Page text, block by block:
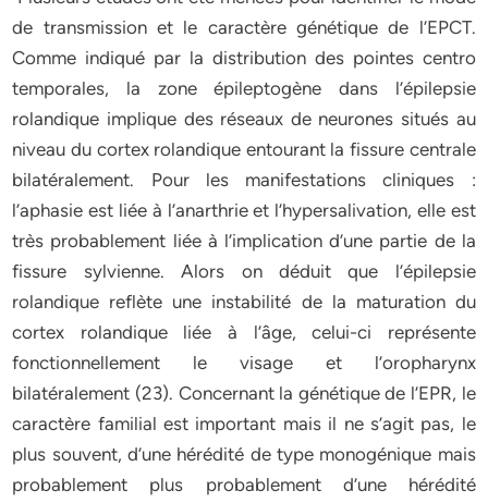
de transmission et le caractère génétique de l’EPCT.
Comme indiqué par la distribution des pointes centro
temporales, la zone épileptogène dans l’épilepsie
rolandique implique des réseaux de neurones situés au
niveau du cortex rolandique entourant la fissure centrale
bilatéralement. Pour les manifestations cliniques :
l’aphasie est liée à l’anarthrie et l’hypersalivation, elle est
très probablement liée à l’implication d’une partie de la
fissure sylvienne. Alors on déduit que l’épilepsie
rolandique reflète une instabilité de la maturation du
cortex rolandique liée à l’âge, celui-ci représente
fonctionnellement le visage et l’oropharynx
bilatéralement (23). Concernant la génétique de l’EPR, le
caractère familial est important mais il ne s’agit pas, le
plus souvent, d’une hérédité de type monogénique mais
probablement plus probablement d’une hérédité